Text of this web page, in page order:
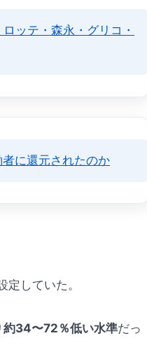
ッテ・森永・グリコ・
に還元されたのか
定していた。
約34〜72％低い水準だっ